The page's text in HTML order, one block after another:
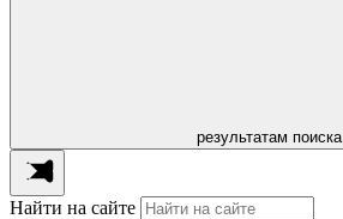
результатам поиска
Найти на сайте